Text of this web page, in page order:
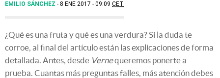
EMILIO SÁNCHEZ 8 ENE 2017 - 09:09 CET
¿Qué es una fruta y qué es una verdura? Si la duda te
corroe, al final del artículo están las explicaciones de forma
detallada. Antes, desde Vernequeremos ponerte a
prueba. Cuantas más preguntas falles, más atención debes